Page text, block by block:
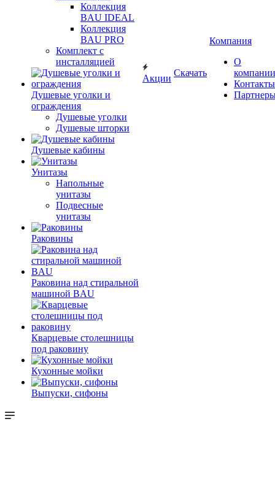
Коллекция
BAU IDEAL
Коллекция
BAU PRO
Комплект с
инсталляцией
Душевые уголки и
ограждения
Душевые уголки
Душевые шторки
Душевые кабины
Унитазы
Напольные
унитазы
Подвесные
унитазы
Раковины
Раковина над стиральной
машиной BAU
Кварцевые столешницы
под раковину
Кухонные мойки
Выпуски, сифоны
Акции
Скачать
Компания
О
компании
Контакты